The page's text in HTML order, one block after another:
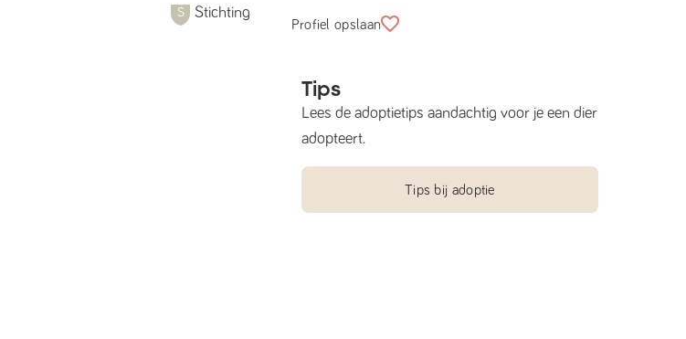
Stichting
Profiel opslaan
Tips
Lees de adoptietips aandachtig voor je een dier
adopteert.
Tips bij adoptie